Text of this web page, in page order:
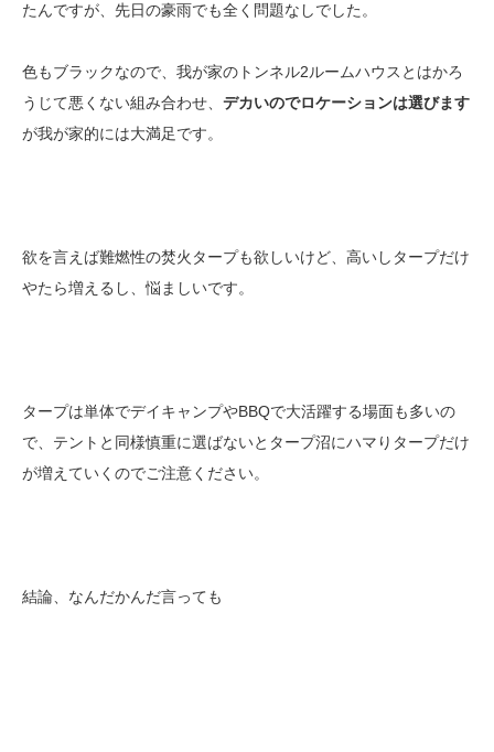
たんですが、先日の豪雨でも全く問題なしでした。
色もブラックなので、我が家のトンネル2ルームハウスとはかろ
うじて悪くない組み合わせ、 デカいのでロケーションは選びます
が我が家的には大満足です。
欲を言えば難燃性の焚火タープも欲しいけど、高いしタープだけ
やたら増えるし、悩ましいです。
タープは単体でデイキャンプやBBQで大活躍する場面も多いの
で、テントと同様慎重に選ばないとタープ沼にハマりタープだけ
が増えていくのでご注意ください。
結論、なんだかんだ言っても